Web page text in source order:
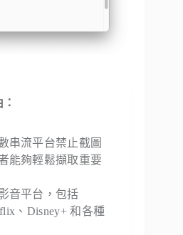
串流平台禁止截圖
能夠輕鬆擷取重要
音平台，包括
、Disney+ 和各種